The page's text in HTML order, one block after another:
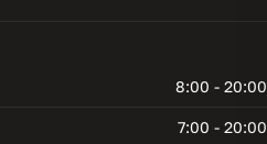
8:00 - 20:00
7:00 - 20:00